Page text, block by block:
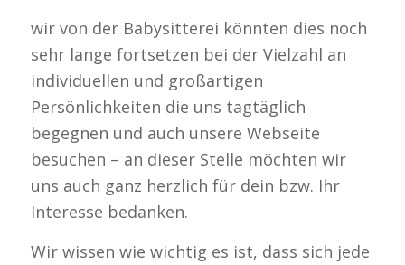
wir von der Babysitterei könnten dies noch
sehr lange fortsetzen bei der Vielzahl an
individuellen und großartigen
Persönlichkeiten die uns tagtäglich
begegnen und auch unsere Webseite
besuchen – an dieser Stelle möchten wir
uns auch ganz herzlich für dein bzw. Ihr
Interesse bedanken.
Wir wissen wie wichtig es ist, dass sich jede